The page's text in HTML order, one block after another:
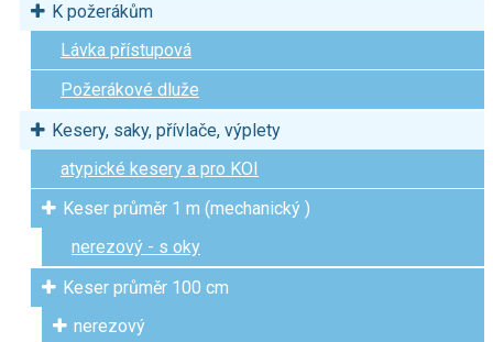
K požerákům
Lávka přístupová
Požerákové dluže
Kesery, saky, přívlače, výplety
atypické kesery a pro KOI
Keser průměr 1 m (mechanický )
nerezový - s oky
Keser průměr 100 cm
nerezový